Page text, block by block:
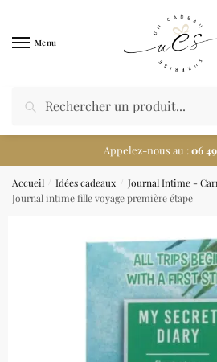
Menu
Appelez-nous au :06
Accueil Idées cadeaux Journal Intime -
Journal intime fille voyage première étape